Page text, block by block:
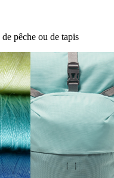
pêche ou de tapis